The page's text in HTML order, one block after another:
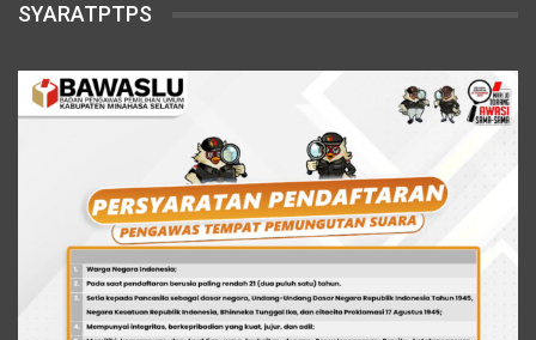
SYARATPTPS